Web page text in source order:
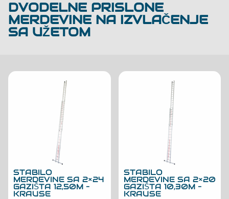
DVODELNE PRISLONE
MERDEVINE NA IZVLAČENJE
SA UŽETOM
STABILO
MERDEVINE SA 2×24
GAZIŠTA 12,50M –
KRAUSE
STABILO
MERDEVINE SA 2×20
GAZIŠTA 10,30M –
KRAUSE